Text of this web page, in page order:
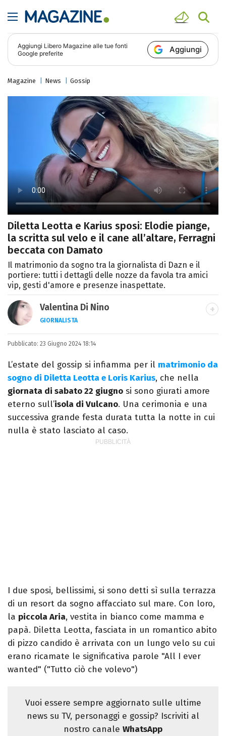
Aggiungi Libero Magazine alle tue fonti
Google preferite
Aggiungi
Magazine News Gossip
Diletta Leotta e Karius sposi: Elodie piange,
la scritta sul velo e il cane all’altare, Ferragni
beccata con Damato
Il matrimonio da sogno tra la giornalista di Dazn e il
portiere: tutti i dettagli delle nozze da favola tra amici
vip, gesti d'amore e presenze inaspettate.
Valentina Di Nino
GIORNALISTA
LINKEDIN
INSTAGRAM FACEBOOK SITO
Romana, laurea in Scienze Politiche,
giornalista per caso. Ho scritto per
quotidiani, settimanali, siti e agenzie,
prevalentemente di cronaca e spettacoli.
Pubblicato: 23 Giugno 2024 18:14
L’estate del gossip si infiamma per il matrimonio da
sogno di Diletta Leotta e Loris Karius, che nella
giornata di sabato 22 giugno si sono giurati amore
eterno sull’isola di Vulcano. Una cerimonia e una
successiva grande festa durata tutta la notte in cui
nulla è stato lasciato al caso.
I due sposi, bellissimi, si sono detti sì sulla terrazza
di un resort da sogno affacciato sul mare. Con loro,
la piccola Aria, vestita in bianco come mamma e
papà. Diletta Leotta, fasciata in un romantico abito
di pizzo candido è arrivata con un lungo velo su cui
erano ricamate le significativa parole "All I ever
wanted" ("Tutto ciò che volevo")
Vuoi essere sempre aggiornato sulle ultime
news su TV, personaggi e gossip? Iscriviti al
nostro canale WhatsApp